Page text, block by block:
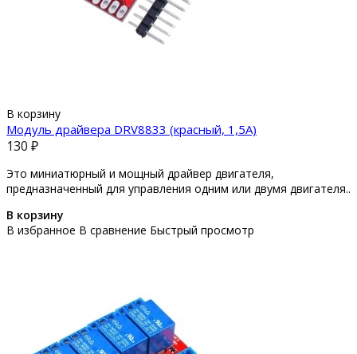
В корзину
Модуль драйвера DRV8833 (красный, 1,5A)
130 ₽
Это миниатюрный и мощный драйвер двигателя,
предназначенный для управления одним или двумя двигателя..
В корзину
В избранное В сравнение Быстрый просмотр